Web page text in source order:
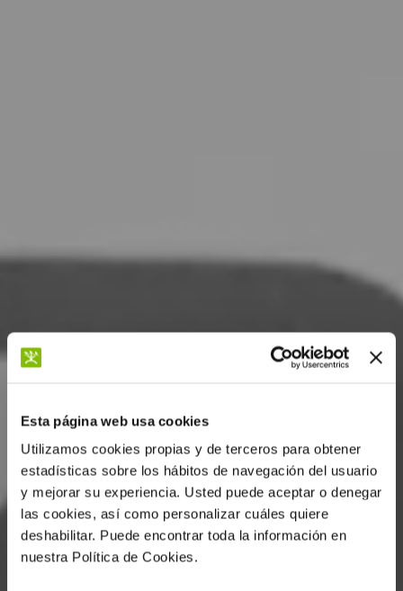
Esta página web usa cookies
Utilizamos cookies propias y de terceros para obtener
estadísticas sobre los hábitos de navegación del usuario
y mejorar su experiencia. Usted puede aceptar o denegar
las cookies, así como personalizar cuáles quiere
deshabilitar. Puede encontrar toda la información en
nuestra Política de Cookies.